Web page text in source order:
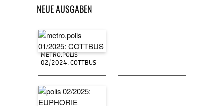
NEUE AUSGABEN
METRO.POLIS
02/2024: COTTBUS